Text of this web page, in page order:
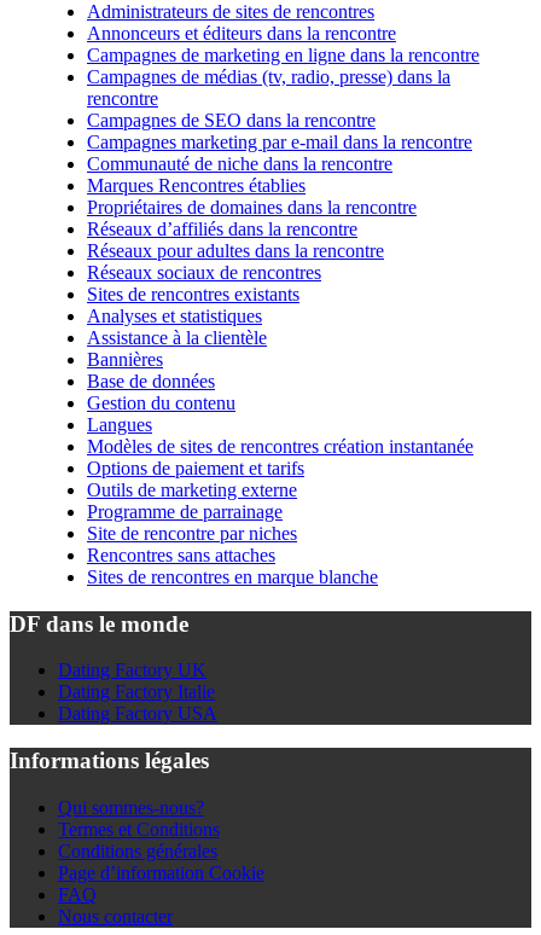
Administrateurs de sites de rencontres
Annonceurs et éditeurs dans la rencontre
Campagnes de marketing en ligne dans la rencontre
Campagnes de médias (tv, radio, presse) dans la
rencontre
Campagnes de SEO dans la rencontre
Campagnes marketing par e-mail dans la rencontre
Communauté de niche dans la rencontre
Marques Rencontres établies
Propriétaires de domaines dans la rencontre
Réseaux d’affiliés dans la rencontre
Réseaux pour adultes dans la rencontre
Réseaux sociaux de rencontres
Sites de rencontres existants
Analyses et statistiques
Assistance à la clientèle
Bannières
Base de données
Gestion du contenu
Langues
Modèles de sites de rencontres création instantanée
Options de paiement et tarifs
Outils de marketing externe
Programme de parrainage
Site de rencontre par niches
Rencontres sans attaches
Sites de rencontres en marque blanche
DF dans le monde
Dating Factory UK
Dating Factory Italie
Dating Factory USA
Informations légales
Qui sommes-nous?
Termes et Conditions
Conditions générales
Page d’information Cookie
FAQ
Nous contacter